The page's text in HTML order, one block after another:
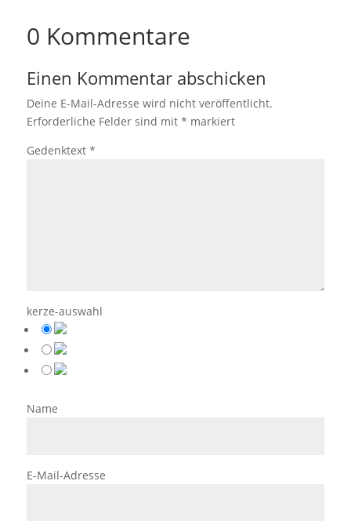
0 Kommentare
Einen Kommentar abschicken
Deine E-Mail-Adresse wird nicht veröffentlicht.
Erforderliche Felder sind mit * markiert
Gedenktext *
kerze-auswahl
Name
E-Mail-Adresse